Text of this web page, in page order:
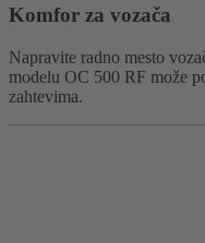
Komfor za vozača
Napravite radno mesto
modelu OC 500 RF može
zahtevima.